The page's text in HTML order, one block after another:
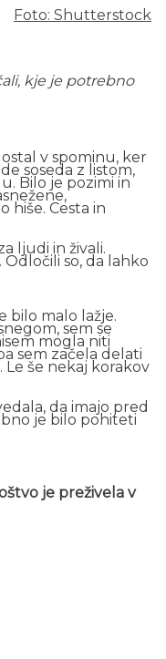
Foto: Shutterstock
kje je potrebno
v spominu, ker
soseda z listom,
Bilo je pozimi in
hiše. Cesta in
ljudi in živali.
so, da lahko
bilo malo lažje.
sem se
mogla niti
sem začela delati
še nekaj korakov
da imajo pred
je bilo pohiteti
je preživela v